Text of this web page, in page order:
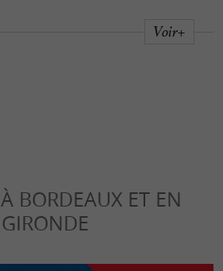
Voir+
À BORDEAUX ET EN
GIRONDE